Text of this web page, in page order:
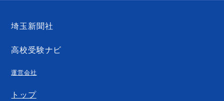
埼玉新聞社
高校受験ナビ
運営会社
トップ